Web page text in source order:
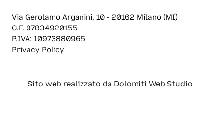
Via Gerolamo Arganini, 10 - 20162 Milano (MI)
C.F. 97834920155
P.IVA: 10973880965
Privacy Policy
Sito web realizzato da Dolomiti Web Studio